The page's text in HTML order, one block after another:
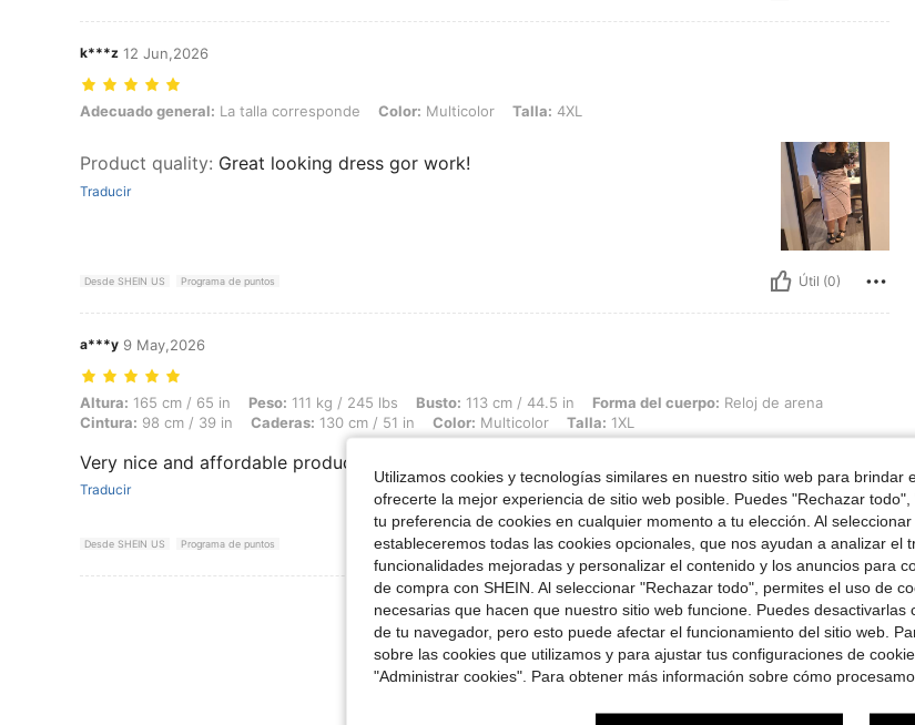
k***z 12 Jun,2026
Adecuado general: La talla corresponde, Color: Multicolor, Talla: 4XL
Adecuado general: La talla corresponde Color: Multicolor Talla: 4XL
Product quality: Great looking dress gor work!
Traducir
Desde SHEIN US Programa de puntos Útil (0)
a***y 9 May,2026
Altura: 165 cm / 65 in, Peso: 111 kg / 245 lbs, Busto: 113 cm / 44.5 in, Forma del cuerpo: Reloj de arena, Cintura: 98 cm / 39 in, Caderas:
Altura: 165 cm / 65 in Peso: 111 kg / 245 lbs Busto: 113 cm / 44.5 in Forma del cuerpo: Reloj de arena
Cintura: 98 cm / 39 in Caderas: 130 cm / 51 in Color: Multicolor Talla: 1XL
Very nice and affordable product!
Traducir
Desde SHEIN US Programa de puntos Útil (0)
Ver Más Reseñas
Utilizamos cookies y tecnologías similares en nuestro sitio web para brindar
ofrecerte la mejor experiencia de sitio web posible. Puedes "Rechazar
tu preferencia de cookies en cualquier momento a tu elección. Al seleccionar
estableceremos todas las cookies opcionales, que nos ayudan a analizar el
funcionalidades mejoradas y personalizar el contenido y los anuncios para
de compra con SHEIN. Al seleccionar "Rechazar todo", permites el uso de
necesarias que hacen que nuestro sitio web funcione. Puedes desactivarlas
de tu navegador, pero esto puede afectar el funcionamiento del sitio web.
sobre las cookies que utilizamos y para ajustar tus configuraciones de
"Administrar cookies". Para obtener más información sobre cómo